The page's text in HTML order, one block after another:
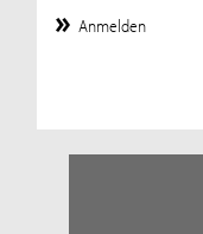
Anmelden